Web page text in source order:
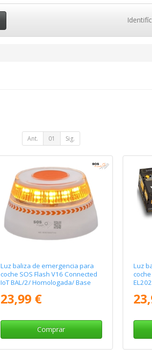
Ant. 01 Sig.
Luz baliza de emergencia para
coche SOS Flash V16 Connected
IoT BAL/2/ Homologada/ Base
Funciona a Pilas
23,99 €
Comprar
Luz